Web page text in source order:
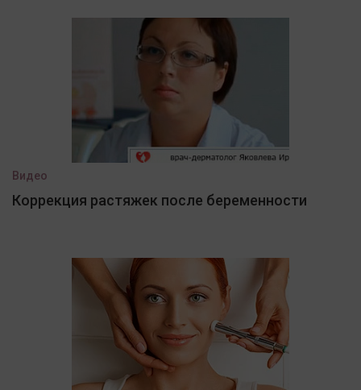
Видео
Коррекция растяжек после беременности